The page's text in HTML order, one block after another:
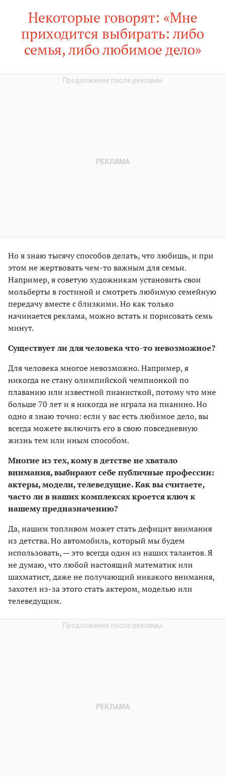
Некоторые говорят: «Мне
приходится выбирать: либо
семья, либо любимое дело»
Но я знаю тысячу способов делать, что любишь, и при
этом не жертвовать чем-то важным для семьи.
Например, я советую художникам установить свои
мольберты в гостиной и смотреть любимую семейную
передачу вместе с близкими. Но как только
начинается реклама, можно встать и порисовать семь
минут.
Существует ли для человека что-то невозможное?
Для человека многое невозможно. Например, я
никогда не стану олимпийской чемпионкой по
плаванию или известной пианисткой, потому что мне
больше 70 лет и я никогда не играла на пианино. Но
одно я знаю точно: если у вас есть любимое дело, вы
всегда можете включить его в свою повседневную
жизнь тем или иным способом.
Многие из тех, кому в детстве не хватало
внимания, выбирают себе публичные профессии:
актеры, модели, телеведущие. Как вы считаете,
часто ли в наших комплексах кроется ключ к
нашему предназначению?
Да, нашим топливом может стать дефицит внимания
из детства. Но автомобиль, который мы будем
использовать, — это всегда один из наших талантов. Я
не думаю, что любой настоящий математик или
шахматист, даже не получающий никакого внимания,
захотел из-за этого стать актером, моделью или
телеведущим.